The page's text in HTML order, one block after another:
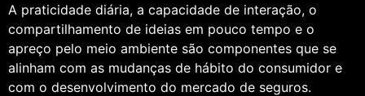
A praticidade diária, a capacidade de interação, o
compartilhamento de ideias em pouco tempo e o
apreço pelo meio ambiente são componentes que se
alinham com as mudanças de hábito do consumidor e
com o desenvolvimento do mercado de seguros.